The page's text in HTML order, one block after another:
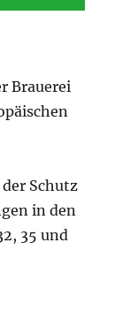
Brauerei
Schutz
in den
35 und